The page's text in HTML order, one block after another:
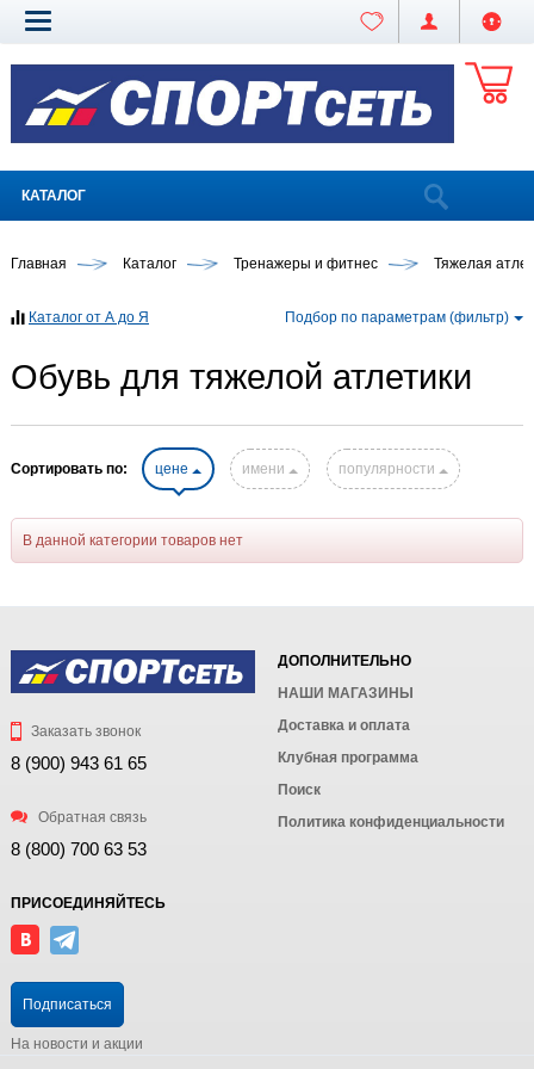
КАТАЛОГ
Главная Каталог Тренажеры и фитнес Тяжелая
Каталог от А до Я Подбор по параметрам (фильтр)
Обувь для тяжелой атлетики
Сортировать по: цене имени популярности
В данной категории товаров нет
Заказать звонок
8 (900) 943 61 65
Обратная связь
8 (800) 700 63 53
ДОПОЛНИТЕЛЬНО
НАШИ МАГАЗИНЫ
Доставка и оплата
Клубная программа
Поиск
Политика конфиденциальности
ПРИСОЕДИНЯЙТЕСЬ
Подписаться
На новости и акции